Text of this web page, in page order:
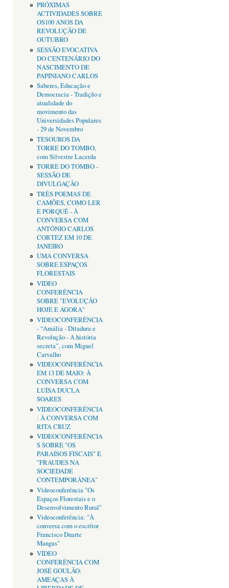
PRÓXIMAS
ACTIVIDADES SOBRE
OS100 ANOS DA
REVOLUÇÃO DE
OUTUBRO
SESSÃO EVOCATIVA
DO CENTENÁRIO DO
NASCIMENTO DE
PAPINIANO CARLOS
Saberes, Educação e
Democracia - Tradição e
atualidade do
movimento das
Universidades Populares
- 29 de Novembro
TESOUROS DA
TORRE DO TOMBO,
com Silvestre Lacerda
TORRE DO TOMBO -
SESSÃO DE
DIVULGAÇÃO
TRÊS POEMAS DE
CAMÕES, COMO LER
E PORQUÊ - À
CONVERSA COM
ANTÓNIO CARLOS
CORTEZ EM 10 DE
JANEIRO
UMA CONVERSA
SOBRE ESPAÇOS
FLORESTAIS
VIDEO
CONFERÊNCIA
SOBRE "EVOLUÇÃO
HOJE E AGORA"
VIDEOCONFERÊNCIA
- “Amália - Ditadura e
Revolução - A história
secreta”, com Miguel
Carvalho
VIDEOCONFERÊNCIA
EM 13 DE MAIO: À
CONVERSA COM
LUÍSA DUCLA
SOARES
VIDEOCONFERÊNCIA
: À CONVERSA COM
RITA CRUZ
VIDEOCONFERÊNCIA
S SOBRE "OS
PARAÍSOS FISCAIS" E
"FRAUDES NA
SOCIEDADE
CONTEMPORÂNEA"
Videoconferência "Os
Espaços Florestais e o
Desenvolvimento Rural"
Videoconferência: "À
conversa com o escritor
Francisco Duarte
Mangas"
VÍDEO
CONFERÊNCIA COM
JOSÉ GOULÃO:
AMEAÇAS À